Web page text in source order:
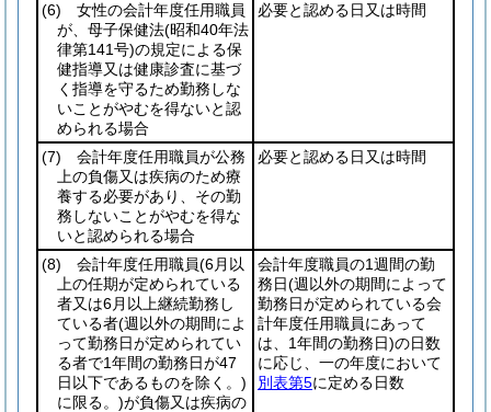
(6) 女性の会計年度任用職員
が、母子保健法(昭和40年法
律第141号)の規定による保
健指導又は健康診査に基づ
く指導を守るため勤務しな
いことがやむを得ないと認
められる場合
必要と認める日又は時間
(7) 会計年度任用職員が公務
上の負傷又は疾病のため療
養する必要があり、その勤
務しないことがやむを得な
いと認められる場合
必要と認める日又は時間
(8) 会計年度任用職員(6月以
上の任期が定められている
者又は6月以上継続勤務し
ている者(週以外の期間によ
って勤務日が定められてい
る者で1年間の勤務日が47
日以下であるものを除く。)
に限る。)が負傷又は疾病の
会計年度職員の1週間の勤
務日(週以外の期間によって
勤務日が定められている会
計年度任用職員にあって
は、1年間の勤務日)の日数
に応じ、一の年度において
別表第5に定める日数